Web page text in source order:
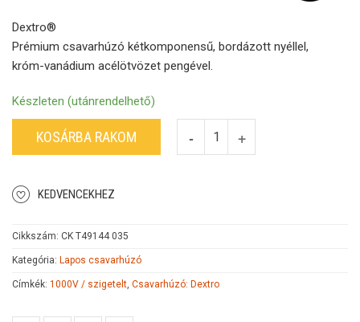
Dextro®
Prémium csavarhúzó kétkomponensű, bordázott nyéllel,
króm-vanádium acélötvözet pengével.
Készleten (utánrendelhető)
KOSÁRBA RAKOM
KEDVENCEKHEZ
Cikkszám: CK T49144 035
Kategória: Lapos csavarhúzó
Címkék: 1000V / szigetelt, Csavarhúzó: Dextro